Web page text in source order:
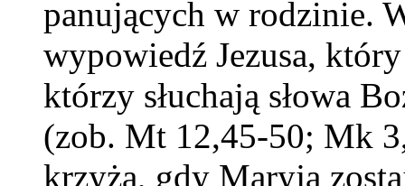
panujących w rodzinie.
wypowiedź Jezusa,
którzy słuchają słowa
(zob. Mt 12,45-50; Mk
krzyża, gdy Maryja